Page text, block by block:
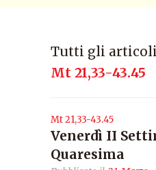
Tutti gli
Mt 21,33-43.45
Mt 21,33-43.45
Venerdì II
Quaresima